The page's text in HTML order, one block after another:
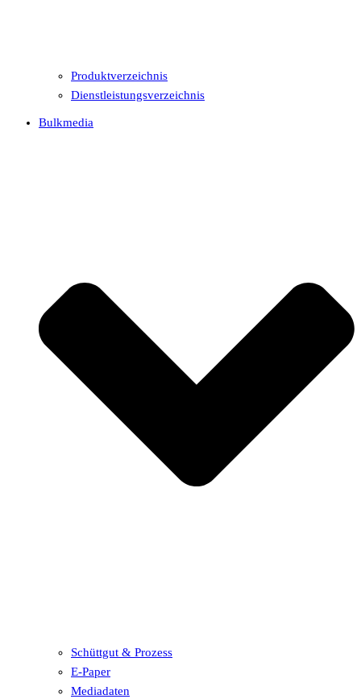
Produktverzeichnis
Dienstleistungsverzeichnis
Bulkmedia
Schüttgut & Prozess
E-Paper
Mediadaten